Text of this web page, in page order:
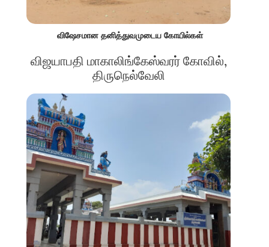
விஷேசமான தனித்துவமுடைய கோயில்கள்
விஜயாபதி மாகாலிங்கேஸ்வரர் கோவில்,
திருநெல்வேலி